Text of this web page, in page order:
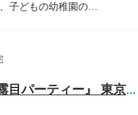
子どもの幼稚園の…
開催しました! 『新築お披露目パーティー』 東京都葛飾区 S様宅